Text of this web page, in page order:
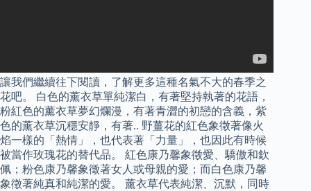
讓我們繼續往下閱讀，了解更多這種名氣不大的春季之
花吧。 白色的薰衣草單純潔白，有著堅持執著的花語，
粉紅色的薰衣草夢幻爛漫，有著青澀的初戀的含義，紫
色的薰衣草沉穩安靜，有著.. 野薑花的紅色象徵著像火
焰一樣的「熱情」，也代表著「力量」，也因此有時候
被當作玫瑰花的替代品。 紅色康乃馨象徵愛、驕傲和欽
佩；粉色康乃馨象徵著女人或母親的愛；而白色康乃馨
象徵著純真和純潔的愛。 薰衣草代表純潔、沉默，同時